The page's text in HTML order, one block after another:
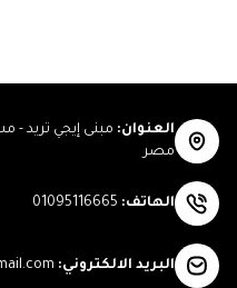
العنوان: مبنى إيجي تريد -
مصر
الهاتف:
01095116665
البريد الالكتروني: